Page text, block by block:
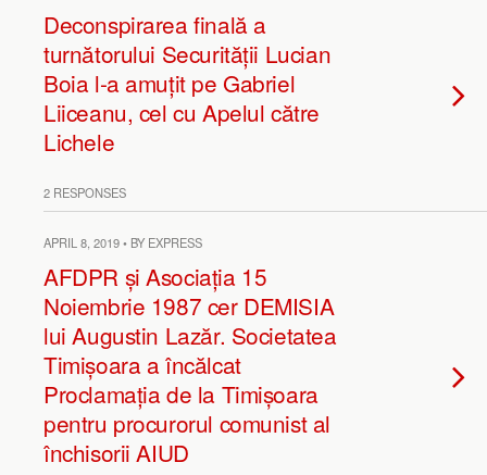
Deconspirarea finală a
turnătorului Securității Lucian
Boia l-a amuțit pe Gabriel
Liiceanu, cel cu Apelul către
Lichele
2 RESPONSES
APRIL 8, 2019 • BY EXPRESS
AFDPR și Asociația 15
Noiembrie 1987 cer DEMISIA
lui Augustin Lazăr. Societatea
Timișoara a încălcat
Proclamația de la Timișoara
pentru procurorul comunist al
închisorii AIUD